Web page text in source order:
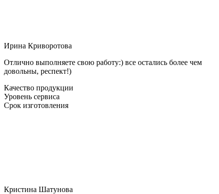
Ирина Криворотова
Отлично выполняете свою работу:) все остались более чем
довольны, респект!)
Качество продукции
Уровень сервиса
Срок изготовления
Кристина Шатунова